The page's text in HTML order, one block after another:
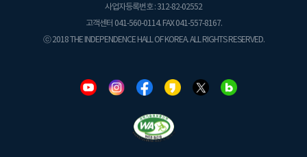
사업자등록번호 : 312-82-02552
고객센터 041-560-0114. FAX 041-557-8167.
ⓒ 2018 THE INDEPENDENCE HALL OF KOREA. ALL RIGHTS RESERVED.